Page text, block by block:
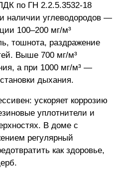
по ГН 2.2.5.3532-18
наличии углеводородов —
100–200 мг/м³
тошнота, раздражение
Выше 700 мг/м³
а при 1000 мг/м³ —
дыхания.
ускоряет коррозию
уплотнители и
В доме с
регулярный
как здоровье,